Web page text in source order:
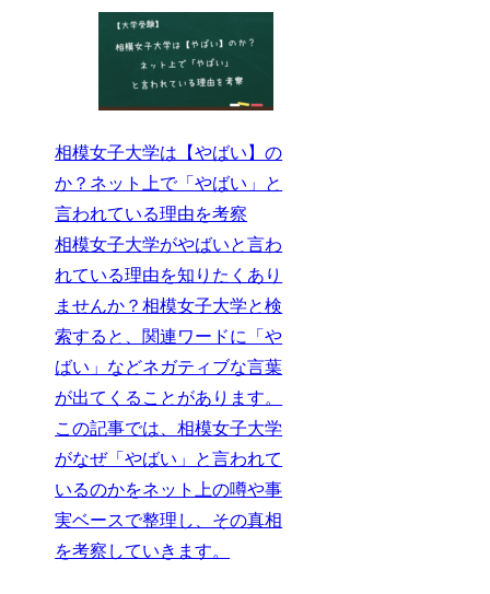
相模女子大学は【やばい】の
か？ネット上で「やばい」と
言われている理由を考察
相模女子大学がやばいと言わ
れている理由を知りたくあり
ませんか？相模女子大学と検
索すると、関連ワードに「や
ばい」などネガティブな言葉
が出てくることがあります。
この記事では、相模女子大学
がなぜ「やばい」と言われて
いるのかをネット上の噂や事
実ベースで整理し、その真相
を考察していきます。